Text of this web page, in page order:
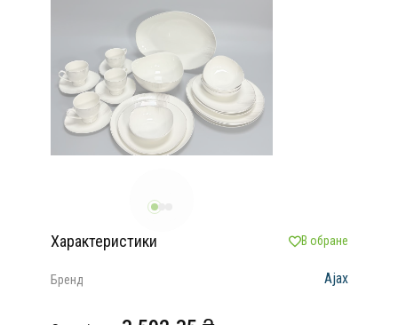
Характеристики В обране
Бренд Ajax